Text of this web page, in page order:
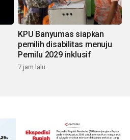
KPU Banyumas siapkan
pemilih disabilitas menuju
Pemilu 2029 inklusif
7 jam lalu